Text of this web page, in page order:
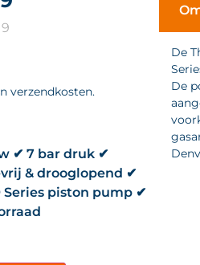
verzendkosten.
✔ 7 bar druk ✔
& drooglopend ✔
Series piston pump ✔
De
De